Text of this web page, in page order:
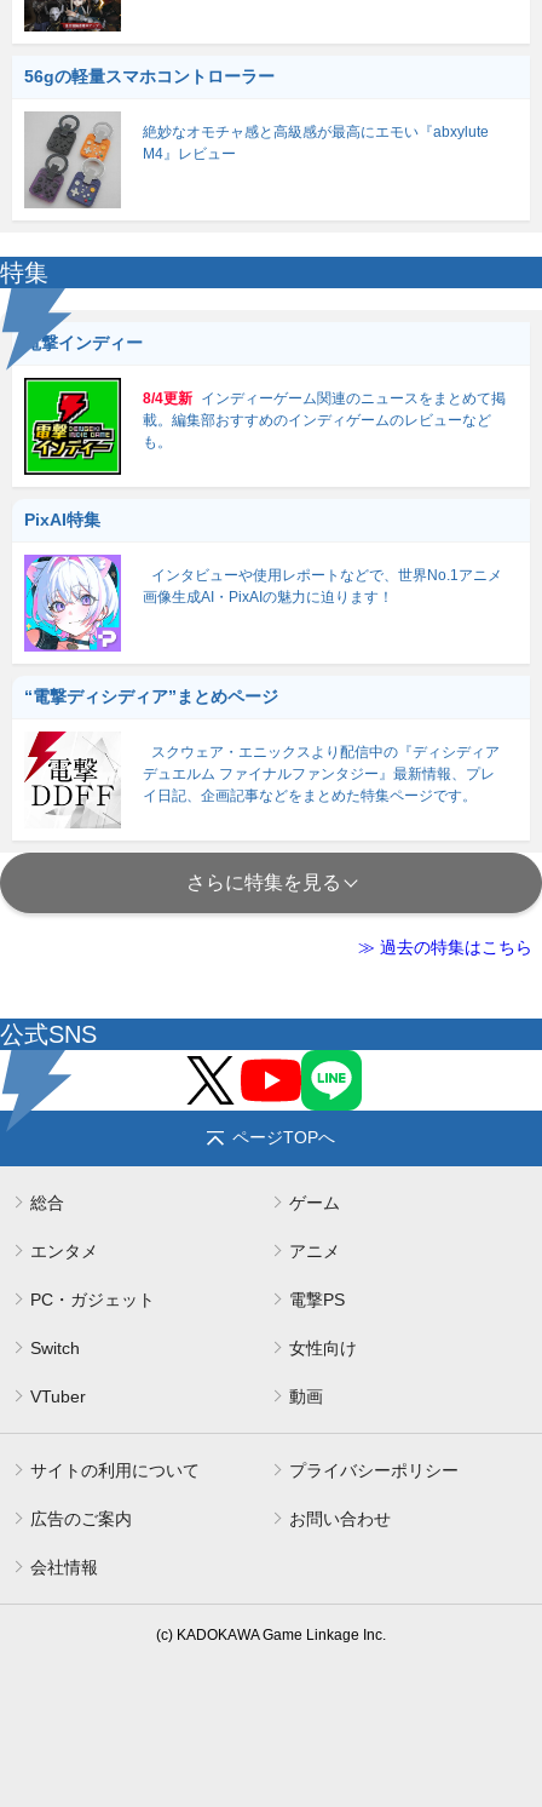
56gの軽量スマホコントローラー
絶妙なオモチャ感と高級感が最高にエモい『abxylute
M4』レビュー
特集
電撃インディー
8/4更新 インディーゲーム関連のニュースをまとめて掲
載。編集部おすすめのインディゲームのレビューなど
も。
PixAI特集
インタビューや使用レポートなどで、世界No.1アニメ
画像生成AI・PixAIの魅力に迫ります！
“電撃ディシディア”まとめページ
スクウェア・エニックスより配信中の『ディシディア
デュエルム ファイナルファンタジー』最新情報、プレ
イ日記、企画記事などをまとめた特集ページです。
さらに特集を見る
≫ 過去の特集はこちら
公式SNS
ページTOPへ
総合 ゲーム
エンタメ アニメ
PC・ガジェット 電撃PS
Switch 女性向け
VTuber 動画
サイトの利用について プライバシーポリシー
広告のご案内 お問い合わせ
会社情報
(c) KADOKAWA Game Linkage Inc.